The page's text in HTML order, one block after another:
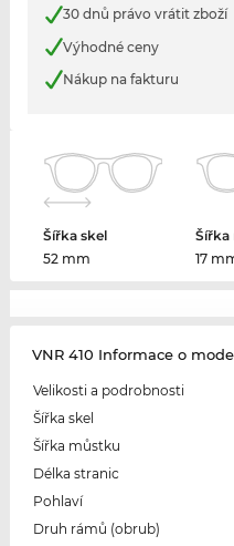
30 dnů právo vrátit zboží
Výhodné ceny
Nákup na fakturu
Šířka skel
52 mm
17
VNR 410 Informace o
Velikosti a podrobnosti
Šířka skel
Šířka můstku
Délka stranic
Pohlaví
Druh rámů (obrub)